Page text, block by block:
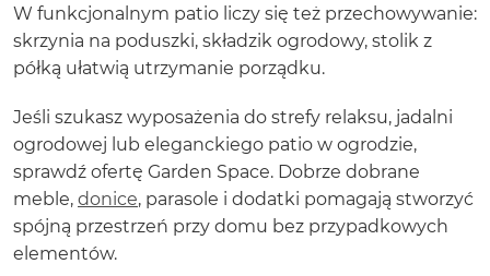
W funkcjonalnym patio liczy się też przechowywanie:
skrzynia na poduszki, składzik ogrodowy, stolik z
półką ułatwią utrzymanie porządku.
Jeśli szukasz wyposażenia do strefy relaksu, jadalni
ogrodowej lub eleganckiego patio w ogrodzie,
sprawdź ofertę Garden Space. Dobrze dobrane
meble, donice, parasole i dodatki pomagają stworzyć
spójną przestrzeń przy domu bez przypadkowych
elementów.